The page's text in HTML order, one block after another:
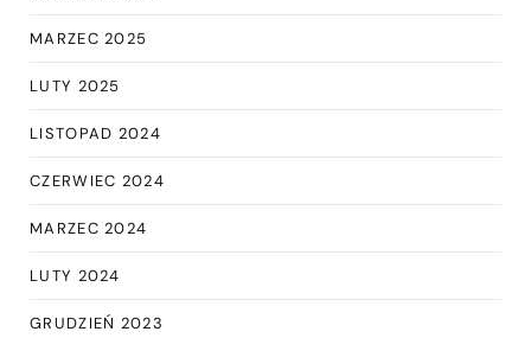
MARZEC 2025
LUTY 2025
LISTOPAD 2024
CZERWIEC 2024
MARZEC 2024
LUTY 2024
GRUDZIEŃ 2023